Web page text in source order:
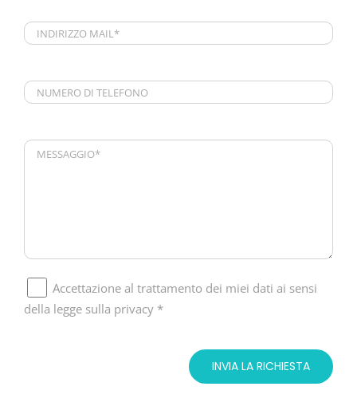
Accettazione al trattamento dei miei dati ai sensi
della legge sulla privacy *